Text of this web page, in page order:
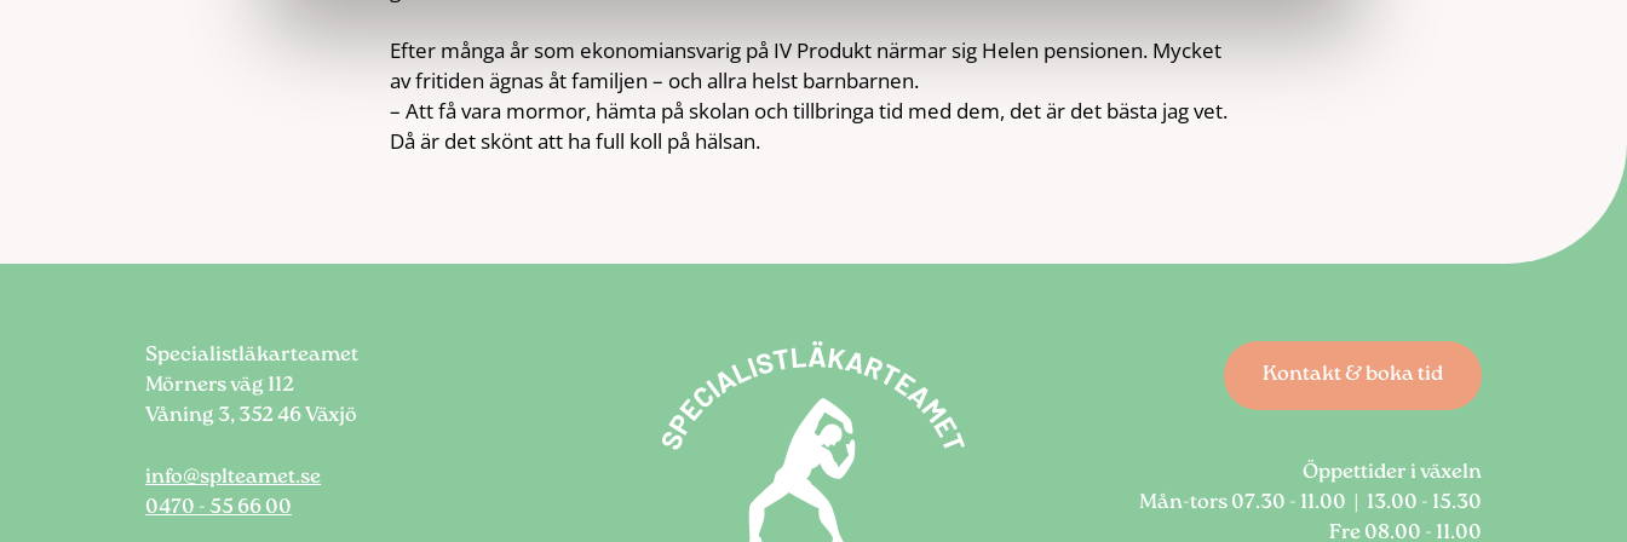
Efter många år som ekonomiansvarig på IV Produkt närmar sig Helen pensionen. Mycket
av fritiden ägnas åt familjen – och allra helst barnbarnen.
– Att få vara mormor, hämta på skolan och tillbringa tid med dem, det är det bästa jag vet.
Då är det skönt att ha full koll på hälsan.
Specialistläkarteamet
Mörners väg 112
Våning 3, 352 46 Växjö
info@splteamet.se
0470 - 55 66 00
Kontakt & boka tid
Öppettider i växeln
Mån-tors 07.30 - 11.00 | 13.00 - 15.30
Fre 08.00 - 11.00